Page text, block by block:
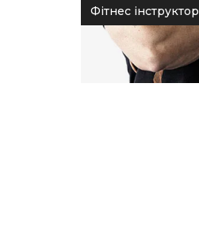
Фітнес інструктор